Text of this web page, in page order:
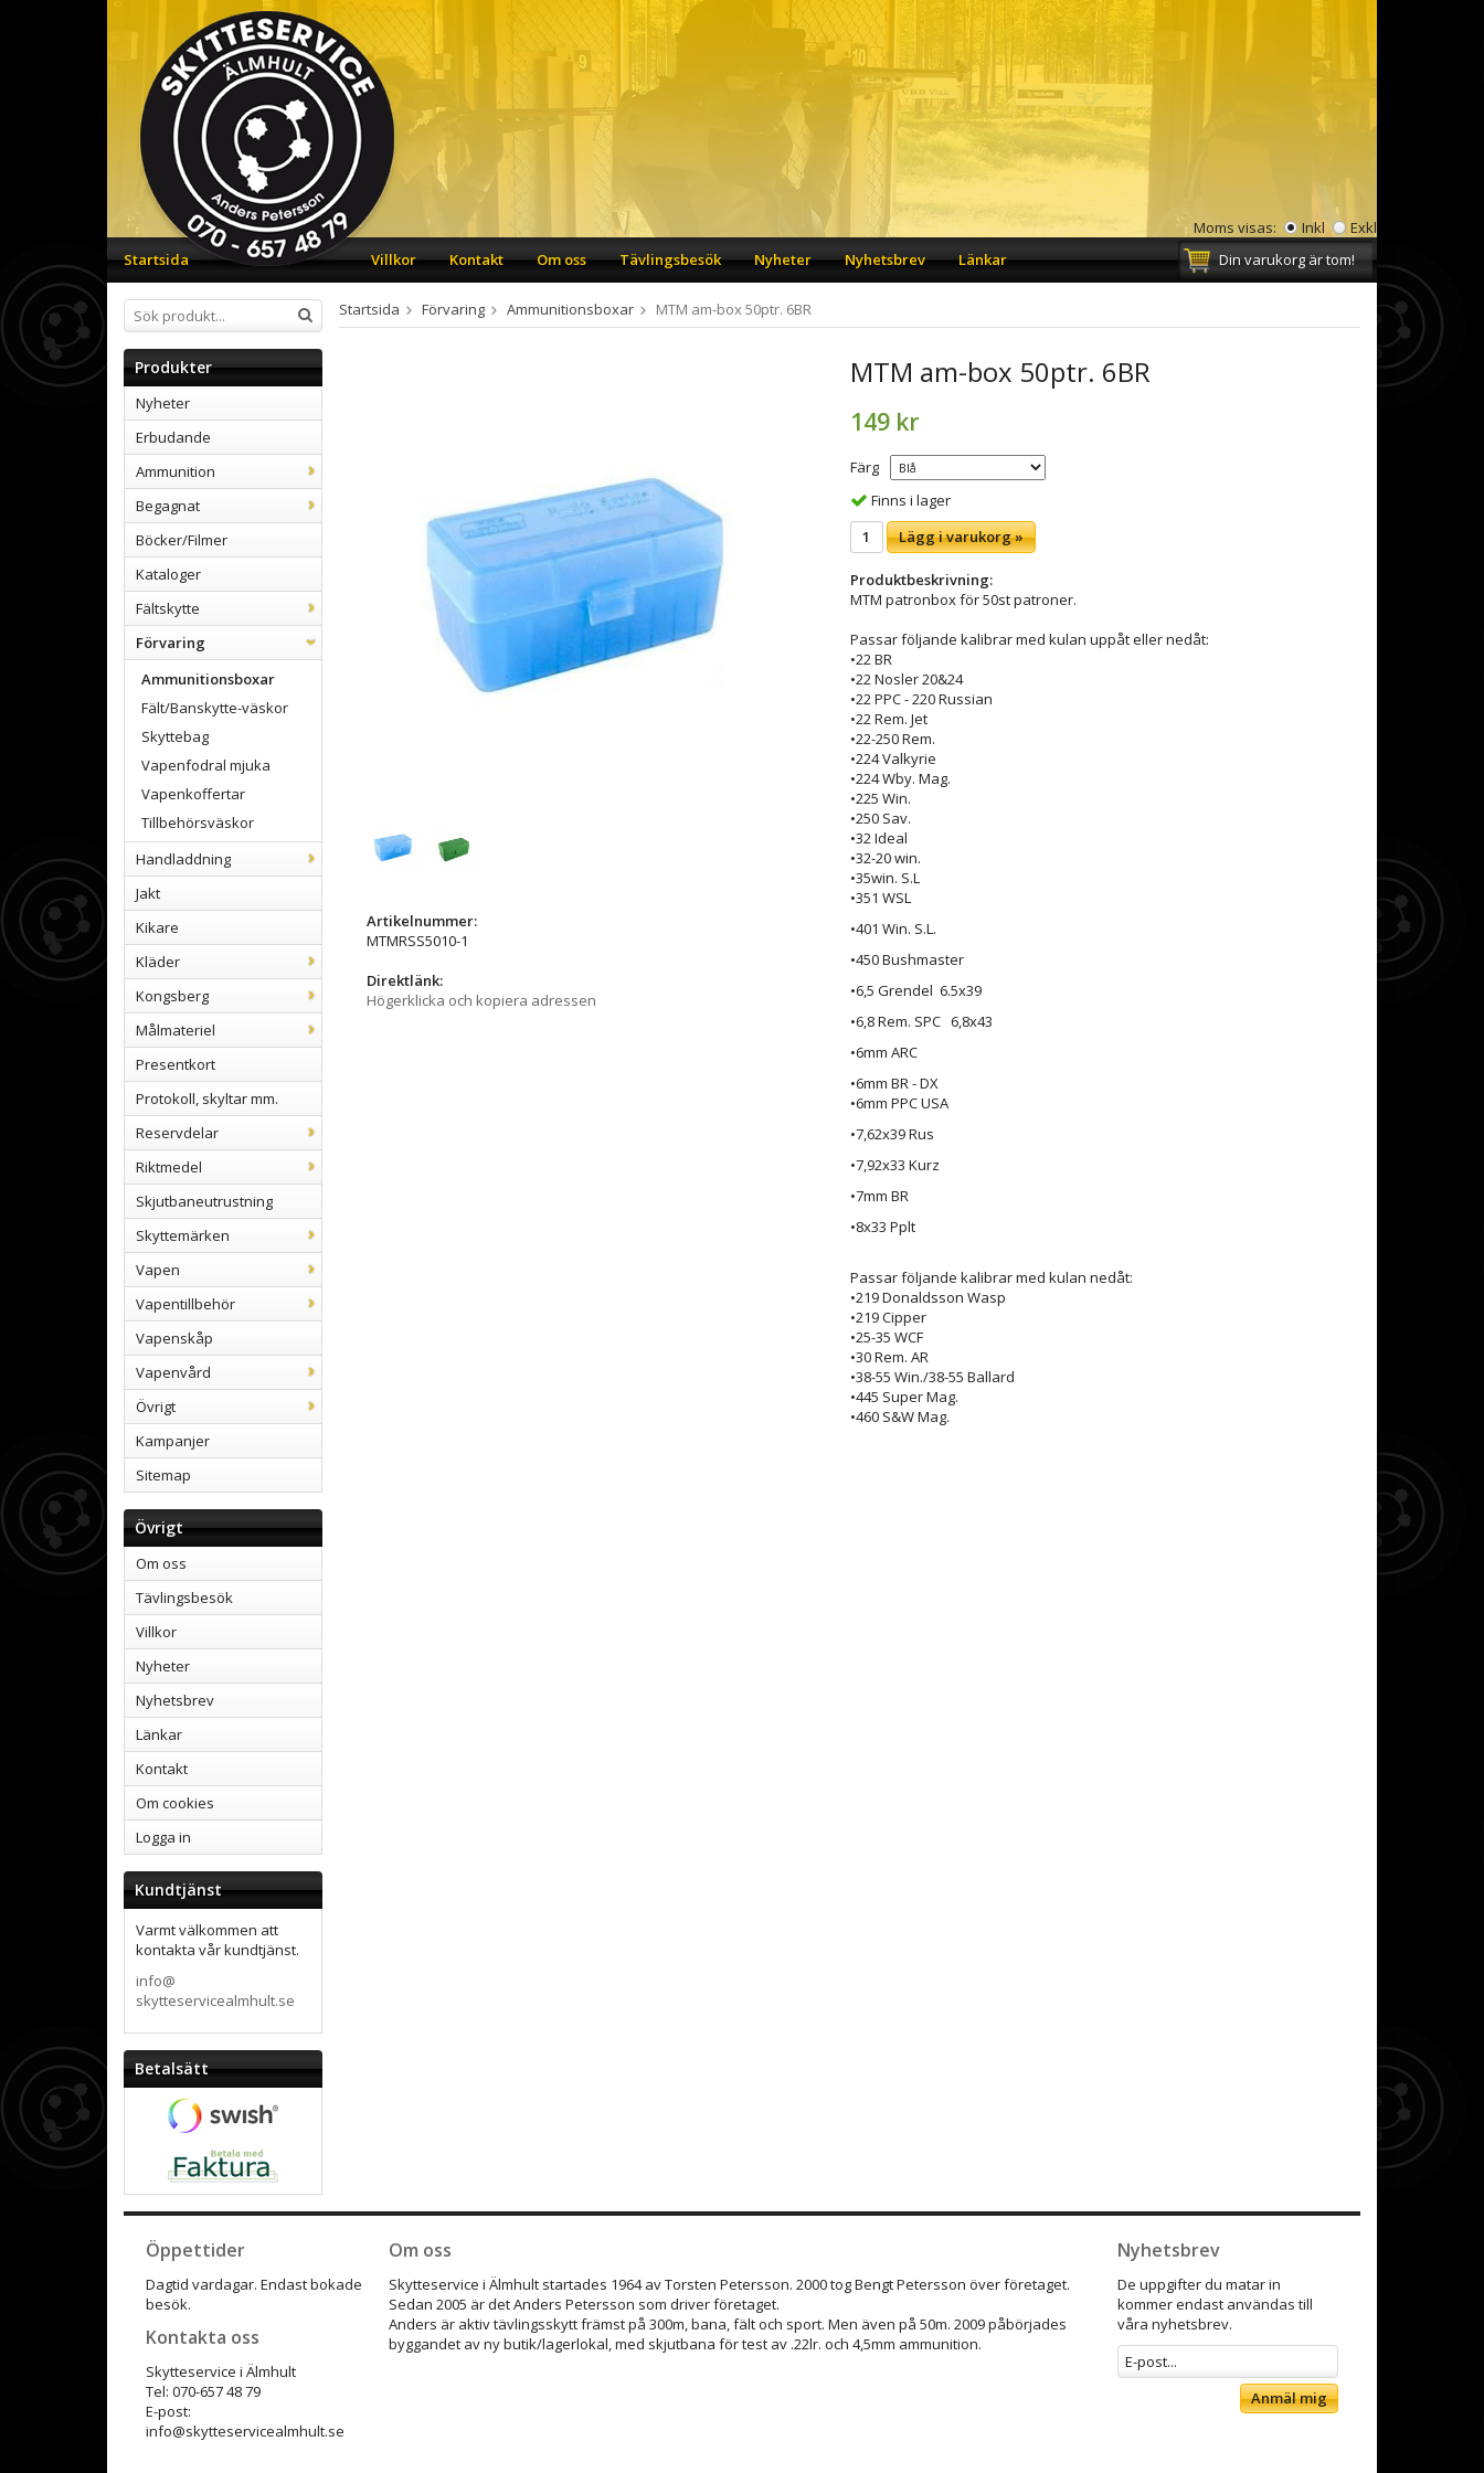
Moms visas: Inkl
Exkl
Startsida
Villkor Kontakt Om oss Tävlingsbesök Nyheter Nyhetsbrev Länkar Din varukorg är tom!
Produkter
Nyheter
Erbudande
Ammunition
Begagnat
Böcker/Filmer
Kataloger
Fältskytte
Förvaring
Ammunitionsboxar
Fält/Banskytte-väskor
Skyttebag
Vapenfodral mjuka
Vapenkoffertar
Tillbehörsväskor
Handladdning
Jakt
Kikare
Kläder
Kongsberg
Målmateriel
Presentkort
Protokoll, skyltar mm.
Reservdelar
Riktmedel
Skjutbaneutrustning
Skyttemärken
Vapen
Vapentillbehör
Vapenskåp
Vapenvård
Övrigt
Kampanjer
Sitemap
Övrigt
Om oss
Tävlingsbesök
Villkor
Nyheter
Nyhetsbrev
Länkar
Kontakt
Om cookies
Logga in
Kundtjänst
Varmt välkommen att
kontakta vår kundtjänst.
info@
skytteservicealmhult.se
Betalsätt
Startsida Förvaring Ammunitionsboxar MTM am-box 50ptr. 6BR
MTM am-box 50ptr. 6BR
149 kr
Färg
Finns i lager
Lägg i varukorg »
Produktbeskrivning:
MTM patronbox för 50st patroner.
Passar följande kalibrar med kulan uppåt eller nedåt:
•22 BR
•22 Nosler 20&24
•22 PPC - 220 Russian
•22 Rem. Jet
•22-250 Rem.
•224 Valkyrie
•224 Wby. Mag.
•225 Win.
•250 Sav.
•32 Ideal
•32-20 win.
•35win. S.L
•351 WSL
•401 Win. S.L.
•450 Bushmaster
•6,5 Grendel 6.5x39
•6,8 Rem. SPC 6,8x43
•6mm ARC
•6mm BR - DX
•6mm PPC USA
•7,62x39 Rus
•7,92x33 Kurz
•7mm BR
•8x33 Pplt
Passar följande kalibrar med kulan nedåt:
•219 Donaldsson Wasp
•219 Cipper
•25-35 WCF
•30 Rem. AR
•38-55 Win./38-55 Ballard
•445 Super Mag.
•460 S&W Mag.
Artikelnummer:
MTMRSS5010-1
Direktlänk:
Högerklicka och kopiera adressen
Öppettider
Dagtid vardagar. Endast bokade
besök.
Kontakta oss
Skytteservice i Älmhult
Tel: 070-657 48 79
E-post:
info@skytteservicealmhult.se
Nyhetsbrev
De uppgifter du matar in
kommer endast användas till
våra nyhetsbrev.
Anmäl mig
Om oss
Skytteservice i Älmhult startades 1964 av Torsten Petersson. 2000 tog Bengt Petersson över företaget.
Sedan 2005 är det Anders Petersson som driver företaget.
Anders är aktiv tävlingsskytt främst på 300m, bana, fält och sport. Men även på 50m. 2009 påbörjades
byggandet av ny butik/lagerlokal, med skjutbana för test av .22lr. och 4,5mm ammunition.